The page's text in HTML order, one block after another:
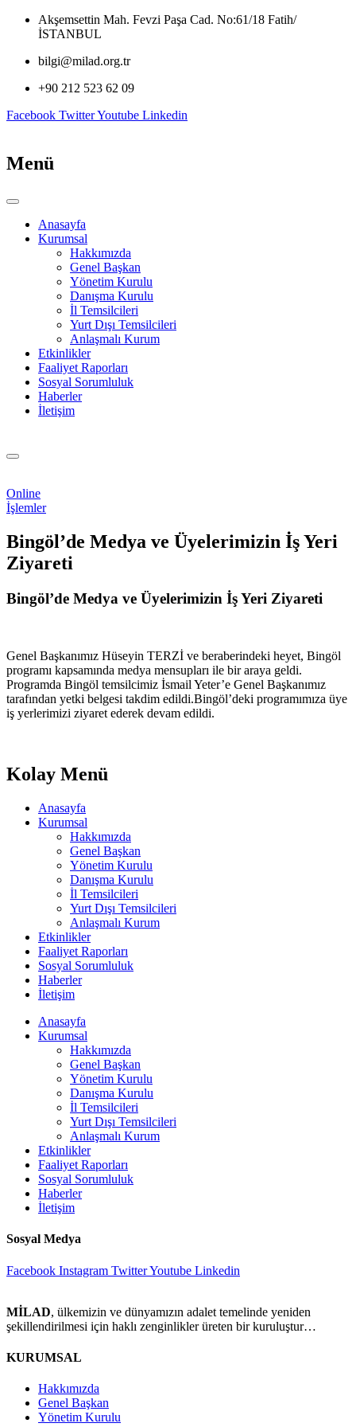
İçeriğe Akşemsettin Mah. Fevzi Paşa Cad. No:61/18 Fatih/
İSTANBUL
bilgi@milad.org.tr
+90 212 523 62 09
Facebook TwitterYoutube Linkedin
Menü
Anasayfa
Kurumsal
Hakkımızda
Genel Başkan
Yönetim Kurulu
Danışma Kurulu
İl Temsilcileri
Yurt Dışı Temsilcileri
Anlaşmalı Kurum
Etkinlikler
Faaliyet Raporları
Sosyal Sorumluluk
Haberler
İletişim
Online
İşlemler
Bingöl’de Medya ve Üyelerimizin İş Yeri
Ziyareti
Bingöl’de Medya ve Üyelerimizin İş Yeri Ziyareti
Genel Başkanımız Hüseyin TERZİ ve beraberindeki heyet, Bingöl
programı kapsamında medya mensupları ile bir araya geldi.
Programda Bingöl temsilcimiz İsmail Yeter’e Genel Başkanımız
tarafından yetki belgesi takdim edildi.Bingöl’deki programımıza üye
iş yerlerimizi ziyaret ederek devam edildi.
Kolay Menü
Anasayfa
Kurumsal
Hakkımızda
Genel Başkan
Yönetim Kurulu
Danışma Kurulu
İl Temsilcileri
Yurt Dışı Temsilcileri
Anlaşmalı Kurum
Etkinlikler
Faaliyet Raporları
Sosyal Sorumluluk
Haberler
İletişim
Anasayfa
Kurumsal
Hakkımızda
Genel Başkan
Yönetim Kurulu
Danışma Kurulu
İl Temsilcileri
Yurt Dışı Temsilcileri
Anlaşmalı Kurum
Etkinlikler
Faaliyet Raporları
Sosyal Sorumluluk
Haberler
İletişim
Sosyal Medya
Facebook Instagram TwitterYoutube Linkedin
MİLAD, ülkemizin ve dünyamızın adalet temelinde yeniden
şekillendirilmesi için haklı zenginlikler üreten bir kuruluştur…
KURUMSAL
Hakkımızda
Genel Başkan
Yönetim Kurulu